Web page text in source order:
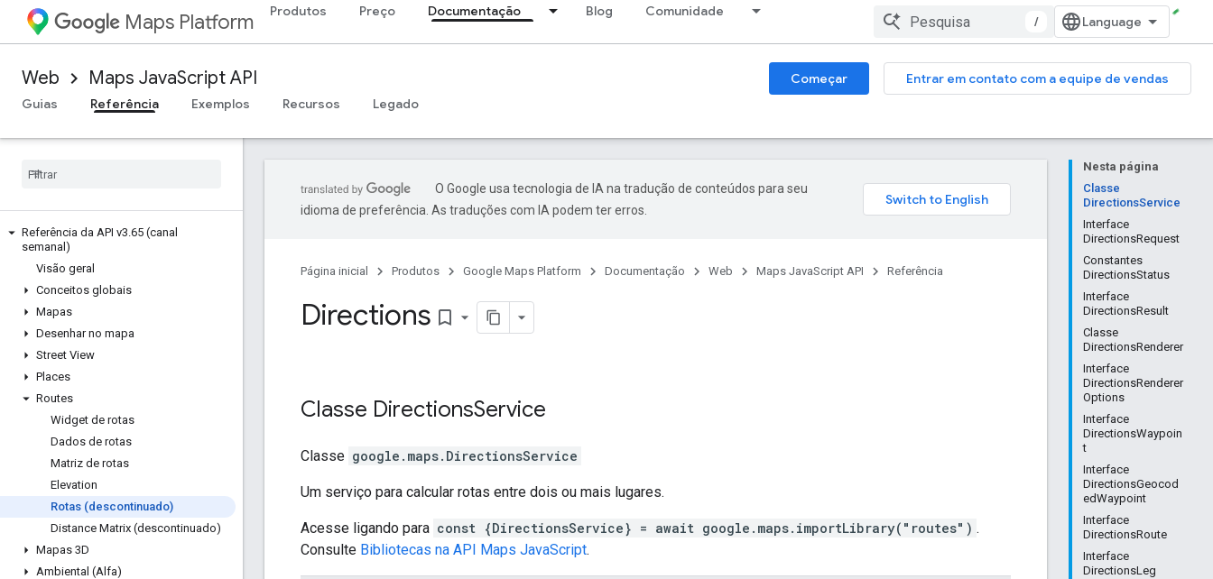
Maps Platform Produtos Preço Documentação Blog Comunidade
/
Web Maps JavaScript API Começar
Entrar em contato com a equipe de vendas
Guias
Referência Exemplos Recursos Legado
Referência da API v3.65 (canal
semanal)
Visão geral
Conceitos globais
Mapas
Desenhar no mapa
Street View
Places
Routes
Widget de rotas
Dados de rotas
Matriz de rotas
Elevation
Rotas (descontinuado)
Distance Matrix (descontinuado)
Mapas 3D
Ambiental (Alfa)
Nesta página
Classe
DirectionsService
Interface
DirectionsRequest
Constantes
DirectionsStatus
Interface
DirectionsResult
Classe
DirectionsRenderer
Interface
DirectionsRenderer
Options
Interface
DirectionsWaypoin
t
Interface
DirectionsGeocod
edWaypoint
Interface
DirectionsRoute
Interface
DirectionsLeg
O Google usa tecnologia de IA na tradução de conteúdos para seu
idioma de preferência. As traduções com IA podem ter erros.
Página inicial Produtos Google Maps Platform Documentação Web Maps JavaScript API Referência
Directions bookmark_border
Classe DirectionsService
Classe google.maps. DirectionsService
Um serviço para calcular rotas entre dois ou mais lugares.
Acesse ligando para const {DirectionsService} = await google.maps.importLibrary("routes") .
Consulte Bibliotecas na API Maps JavaScript.